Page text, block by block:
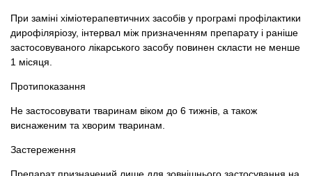
При заміні хіміотерапевтичних засобів у програмі профілактики
дирофіляріозу, інтервал між призначенням препарату і раніше
застосовуваного лікарського засобу повинен скласти не менше
1 місяця.
Протипоказання
Не застосовувати тваринам віком до 6 тижнів, а також
виснаженим та хворим тваринам.
Застереження